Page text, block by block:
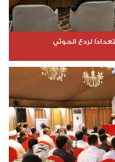
لردع الحوثي